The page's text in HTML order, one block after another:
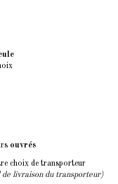
ouvrés
choix de transporteur
de livraison du transporteur)